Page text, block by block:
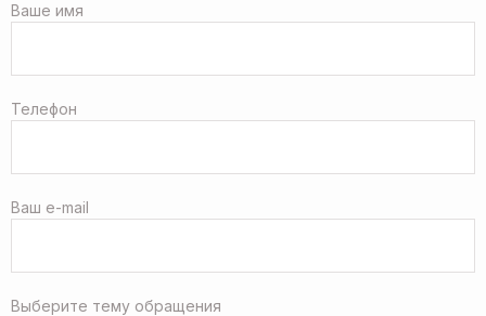
Ваше имя
Телефон
Ваш e-mail
Выберите тему обращения